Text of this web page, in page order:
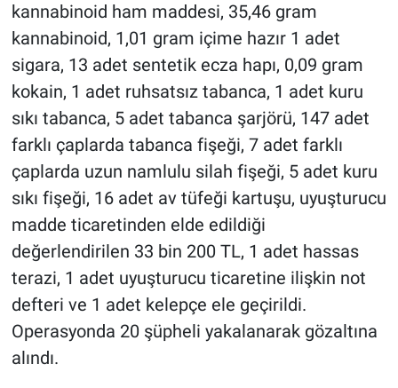
kannabinoid ham maddesi, 35,46 gram
kannabinoid, 1,01 gram içime hazır 1 adet
sigara, 13 adet sentetik ecza hapı, 0,09 gram
kokain, 1 adet ruhsatsız tabanca, 1 adet kuru
sıkı tabanca, 5 adet tabanca şarjörü, 147 adet
farklı çaplarda tabanca fişeği, 7 adet farklı
çaplarda uzun namlulu silah fişeği, 5 adet kuru
sıkı fişeği, 16 adet av tüfeği kartuşu, uyuşturucu
madde ticaretinden elde edildiği
değerlendirilen 33 bin 200 TL, 1 adet hassas
terazi, 1 adet uyuşturucu ticaretine ilişkin not
defteri ve 1 adet kelepçe ele geçirildi.
Operasyonda 20 şüpheli yakalanarak gözaltına
alındı.